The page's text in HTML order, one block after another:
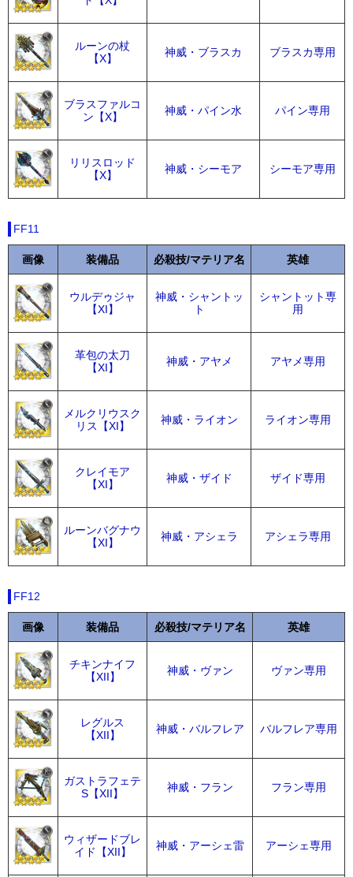
ルーンの杖
【X】
神威・ブラスカ ブラスカ専用
ブラスファルコ
ン【X】
神威・パイン水 パイン専用
リリスロッド
【X】
神威・シーモア シーモア専用
FF11
画像 装備品 必殺技/マテリア名 英雄
ウルデゥジャ
【XI】
神威・シャントッ
ト
シャントット専
用
革包の太刀
【XI】
神威・アヤメ アヤメ専用
メルクリウスク
リス【XI】
神威・ライオン ライオン専用
クレイモア
【XI】
神威・ザイド ザイド専用
ルーンバグナウ
【XI】
神威・アシェラ アシェラ専用
FF12
画像 装備品 必殺技/マテリア名 英雄
チキンナイフ
【XII】
神威・ヴァン ヴァン専用
レグルス
【XII】
神威・バルフレア バルフレア専用
ガストラフェテ
S【XII】
神威・フラン フラン専用
ウィザードブレ
イド【XII】
神威・アーシェ雷 アーシェ専用